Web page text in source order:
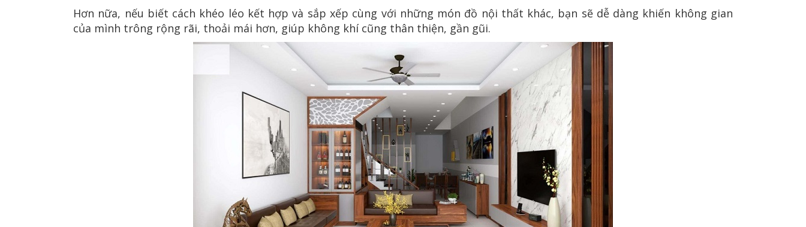
Hơn nữa, nếu biết cách khéo léo kết hợp và sắp xếp cùng với những món đồ nội thất khác, bạn sẽ dễ dàng khiến không gian
của mình trông rộng rãi, thoải mái hơn, giúp không khí cũng thân thiện, gần gũi.